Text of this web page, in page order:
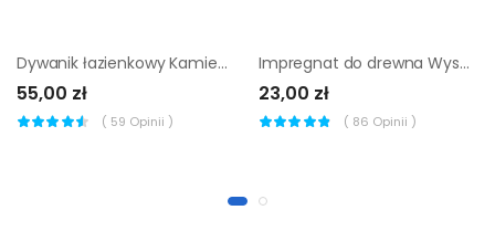
Dywanik łazienkowy Kamień Beż 50 x 80 Awd Interior
55,00 zł
( 59 Opinii )
Impregnat do drewna Wysoka ochrona Dąb rustykalny mat 0.75 l Luxens
23,00 zł
( 86 Opinii )